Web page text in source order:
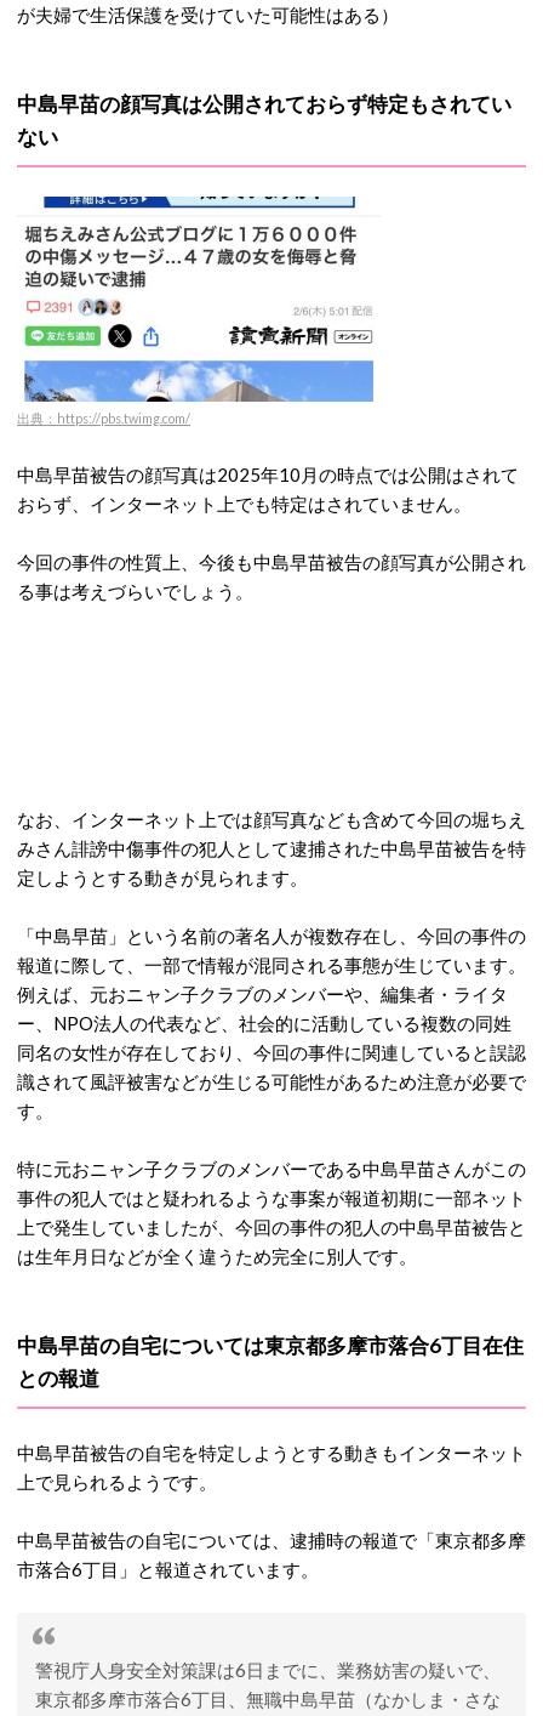
が夫婦で生活保護を受けていた可能性はある）
中島早苗の顔写真は公開されておらず特定もされてい
ない
出典：https://pbs.twimg.com/
中島早苗被告の顔写真は2025年10月の時点では公開はされて
おらず、インターネット上でも特定はされていません。
今回の事件の性質上、今後も中島早苗被告の顔写真が公開され
る事は考えづらいでしょう。
なお、インターネット上では顔写真なども含めて今回の堀ちえ
みさん誹謗中傷事件の犯人として逮捕された中島早苗被告を特
定しようとする動きが見られます。
「中島早苗」という名前の著名人が複数存在し、今回の事件の
報道に際して、 一部で情報が混同される事態が生じています。
例えば、元おニャン子クラブのメンバーや、編集者・ライタ
ー、NPO法人の代表など、社会的に活動している複数の同姓
同名の女性が存在しており、今回の事件に関連していると誤認
識されて風評被害などが生じる可能性があるため注意が必要で
す。
特に元おニャン子クラブのメンバーである中島早苗さんがこの
事件の犯人ではと疑われるような事案が報道初期に一部ネット
上で発生していましたが、今回の事件の犯人の中島早苗被告と
は生年月日などが全く違うため完全に別人です。
中島早苗の自宅については東京都多摩市落合6丁目在住
との報道
中島早苗被告の自宅を特定しようとする動きもインターネット
上で見られるようです。
中島早苗被告の自宅については、逮捕時の報道で「東京都多摩
市落合6丁目」と報道されています。
警視庁人身安全対策課は6日までに、業務妨害の疑いで、
東京都多摩市落合6丁目、無職中島早苗（なかしま・さな